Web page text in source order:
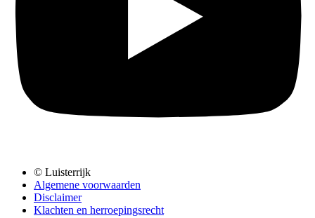
© Luisterrijk
Algemene voorwaarden
Disclaimer
Klachten en herroepingsrecht